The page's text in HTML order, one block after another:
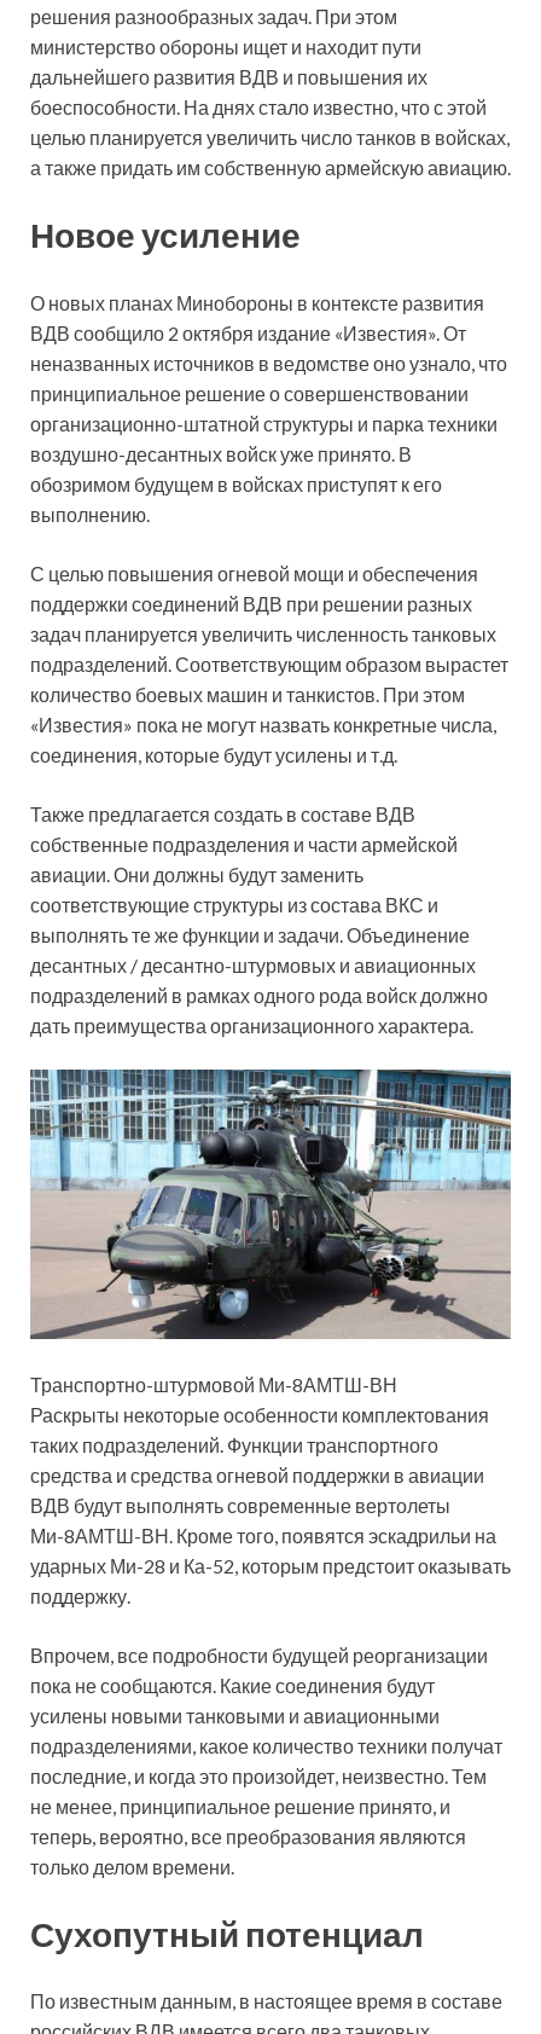
решения разнообразных задач. При этом
министерство обороны ищет и находит пути
дальнейшего развития ВДВ и повышения их
боеспособности. На днях стало известно, что с этой
целью планируется увеличить число танков в войсках,
а также придать им собственную армейскую авиацию.
Новое усиление
О новых планах Минобороны в контексте развития
ВДВ сообщило 2 октября издание «Известия». От
неназванных источников в ведомстве оно узнало, что
принципиальное решение о совершенствовании
организационно-штатной структуры и парка техники
воздушно-десантных войск уже принято. В
обозримом будущем в войсках приступят к его
выполнению.
С целью повышения огневой мощи и обеспечения
поддержки соединений ВДВ при решении разных
задач планируется увеличить численность танковых
подразделений. Соответствующим образом вырастет
количество боевых машин и танкистов. При этом
«Известия» пока не могут назвать конкретные числа,
соединения, которые будут усилены и т.д.
Также предлагается создать в составе ВДВ
собственные подразделения и части армейской
авиации. Они должны будут заменить
соответствующие структуры из состава ВКС и
выполнять те же функции и задачи. Объединение
десантных / десантно-штурмовых и авиационных
подразделений в рамках одного рода войск должно
дать преимущества организационного характера.
Транспортно-штурмовой Ми-8АМТШ-ВН
Раскрыты некоторые особенности комплектования
таких подразделений. Функции транспортного
средства и средства огневой поддержки в авиации
ВДВ будут выполнять современные вертолеты
Ми-8АМТШ-ВН. Кроме того, появятся эскадрильи на
ударных Ми-28 и Ка-52, которым предстоит оказывать
поддержку.
Впрочем, все подробности будущей реорганизации
пока не сообщаются. Какие соединения будут
усилены новыми танковыми и авиационными
подразделениями, какое количество техники получат
последние, и когда это произойдет, неизвестно. Тем
не менее, принципиальное решение принято, и
теперь, вероятно, все преобразования являются
только делом времени.
Сухопутный потенциал
По известным данным, в настоящее время в составе